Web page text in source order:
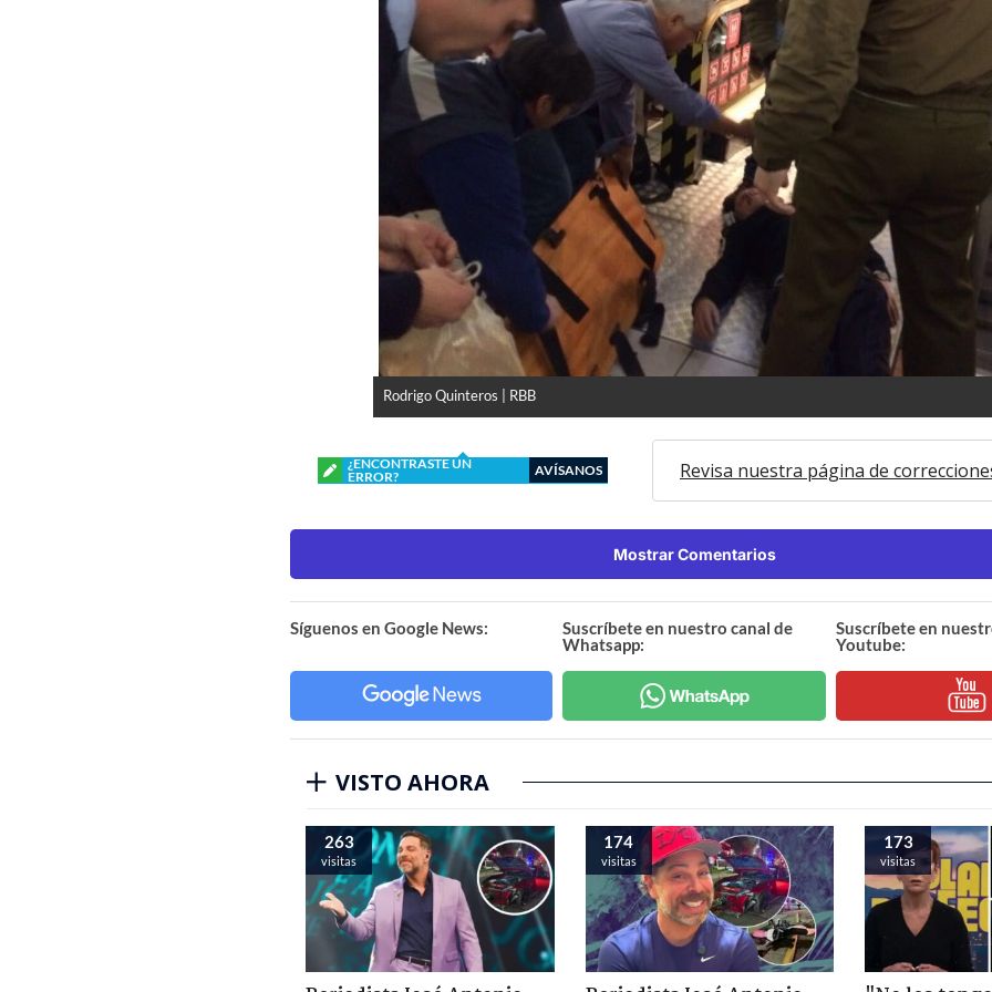
Rodrigo Quinteros | RBB
¿ENCONTRASTE UN
ERROR?
AVÍSANOS Revisa nuestra página de
Mostrar Comentarios
Síguenos en Google News:
Suscríbete en nuestro canal de
Whatsapp:
Suscríbete en
Youtube:
VISTO AHORA
263
visitas
174
visitas
173
visitas